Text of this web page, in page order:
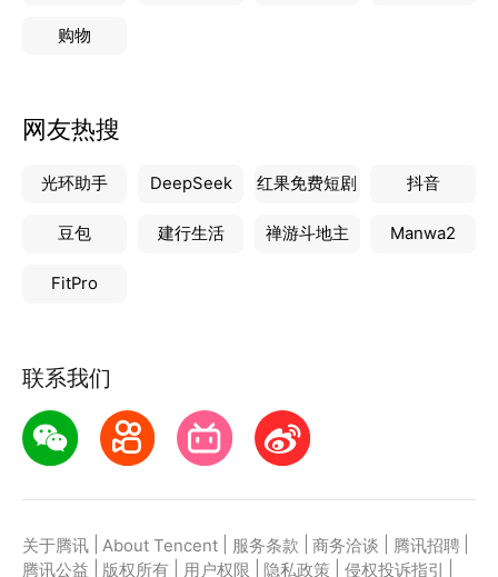
购物
网友热搜
光环助手 DeepSeek 红果免费短剧 抖音
豆包 建行生活 禅游斗地主 Manwa2
FitPro
联系我们
关于腾讯 About Tencent 服务条款 商务洽谈 腾讯招聘
腾讯公益
版权所有 用户权限 隐私政策 侵权投诉指引